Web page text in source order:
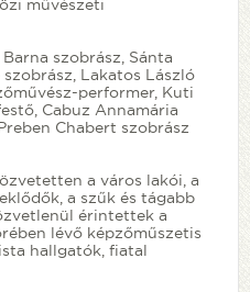
művészeti
Barna szobrász, Sánta
szobrász, Lakatos László
performer, Kuti
Cabuz Annamária
Chabert szobrász
a város lakói, a
a szűk és tágabb
érintettek a
lévő képzőműszetis
hallgatók, fiatal